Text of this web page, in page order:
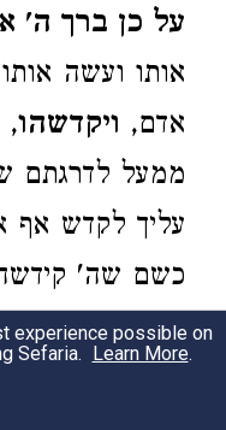
על כן ברך ה'
אותו ועשה
אדם, ויקדשהו,
ממעל לדרגתם
עליך לקדש
כשם שה'
נח בו;
הפעולות
experience possible on
Sefaria. Learn More.